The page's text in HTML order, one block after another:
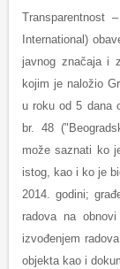
Transparentnost
International)
javnog značaja i
kojim je naložio
u roku od 5 dana
br. 48
može saznati ko
istog, kao i ko je
2014. godini;
radova na
izvođenjem
objekta kao i